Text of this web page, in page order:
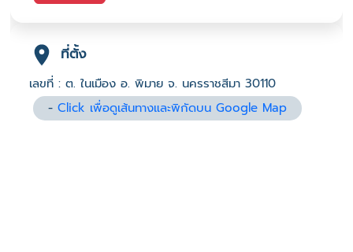
ที่ตั้ง
เลขที่ : ต. ในเมือง อ. พิมาย จ. นครราชสีมา 30110
-Click เพื่อดูเส้นทางและพิกัดบน Google Map